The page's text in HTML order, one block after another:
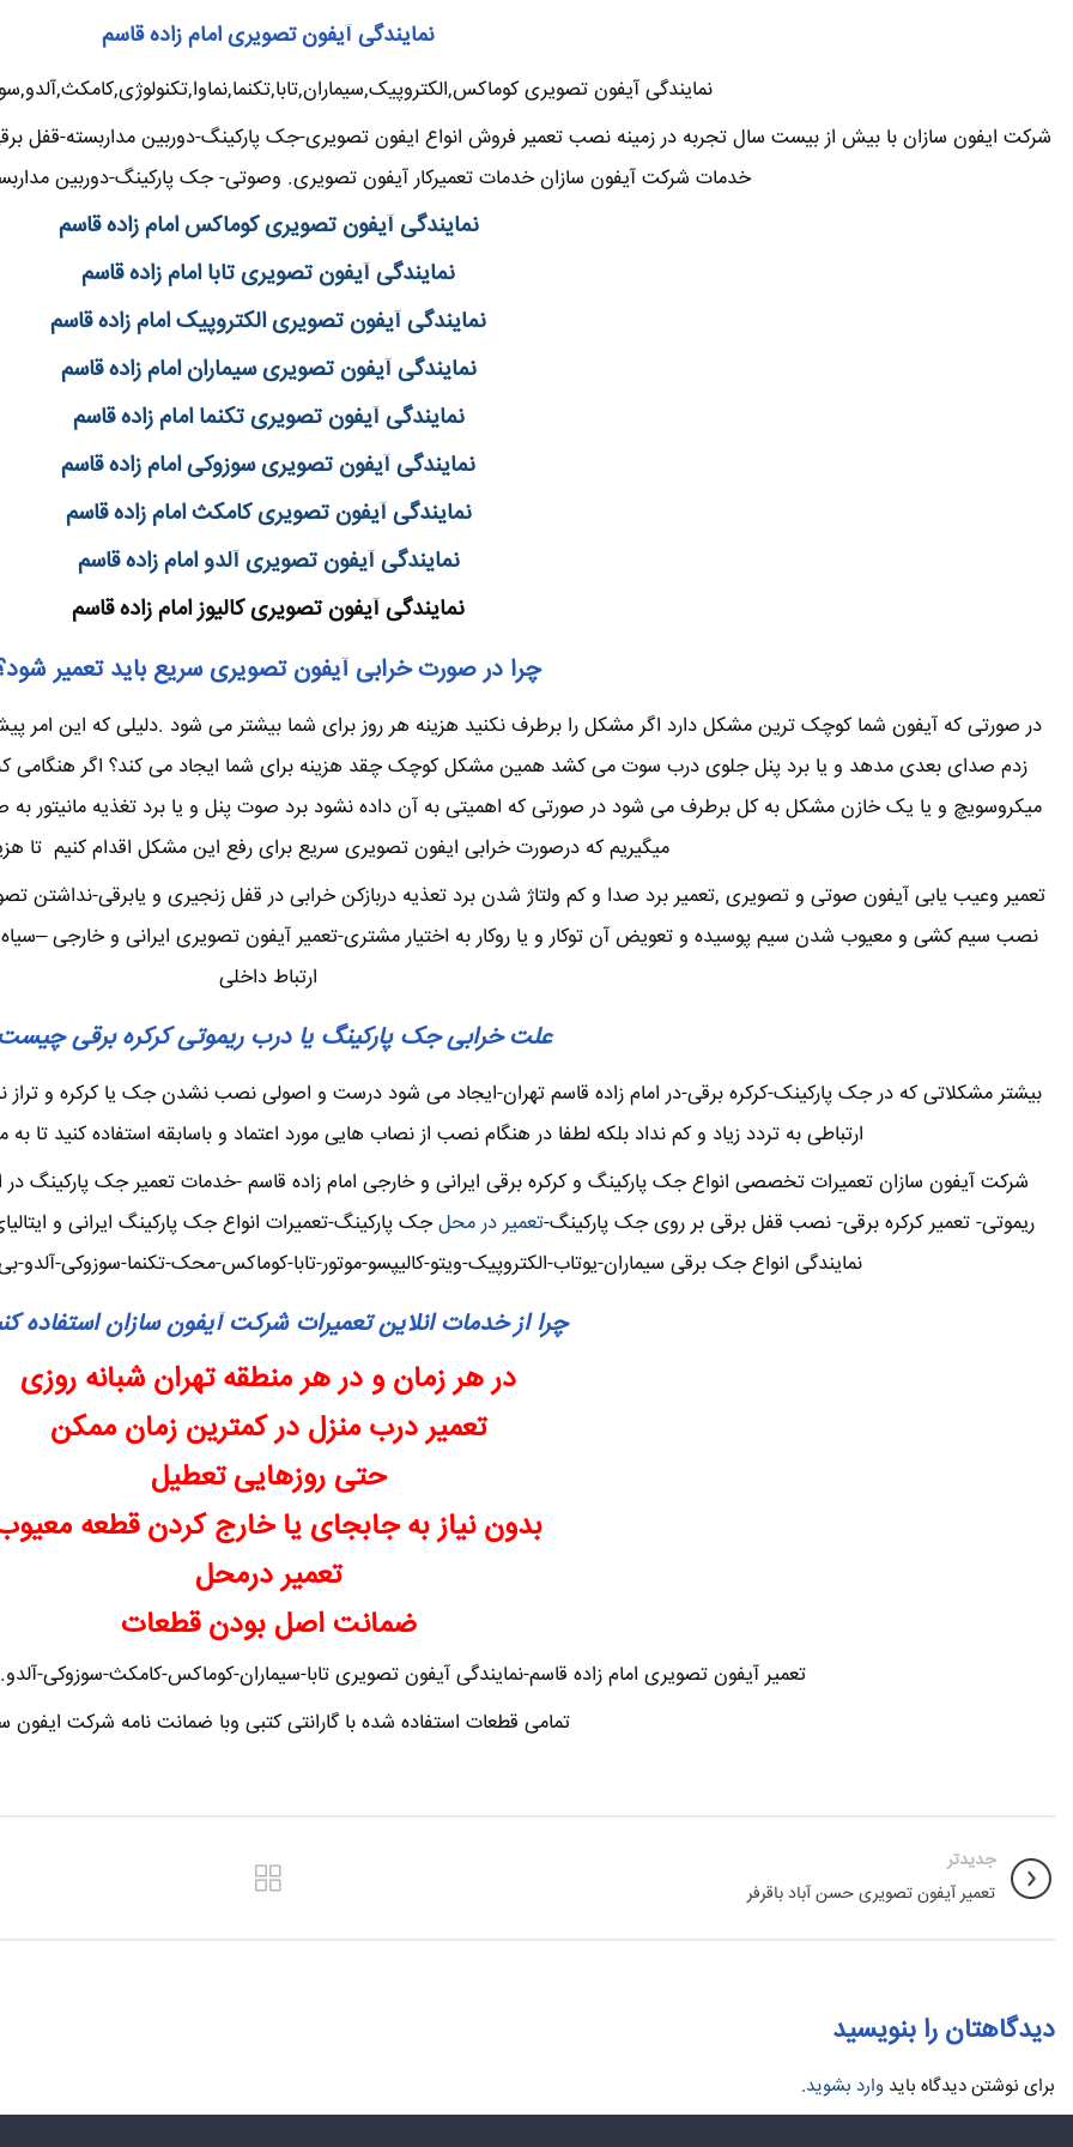
نمایندگی آیفون تصویری امام زاده قاسم
نمایندگی آیفون تصویری
شرکت ایفون سازان با بیش از بیست سال تجربه در زمینه نصب تعمیر فروش انواع ایفون تصویری-جک پارکینگ-دوربین مداربسته-قفل
خدمات شرکت آیفون سازان خدمات تعمیرکار آیفون تصویری. وصوتی- جک پارکینگ-دوربین
نمایندگی آیفون تصویری کوماکس امام زاده قاسم
نمایندگی آیفون تصویری تابا امام زاده قاسم
نمایندگی آیفون تصویری الکتروپیک امام زاده قاسم
نمایندگی آیفون تصویری سیماران امام زاده قاسم
نمایندگی آیفون تصویری تکنما امام زاده قاسم
نمایندگی آیفون تصویری سوزوکی امام زاده قاسم
نمایندگی آیفون تصویری کامکث امام زاده قاسم
نمایندگی آیفون تصویری آلدو امام زاده قاسم
نمایندگی آیفون تصویری کالیوز امام زاده قاسم
چرا در صورت خرابی آیفون تصویری سریع باید تعمیر
در صورتی که آیفون شما کوچک ترین مشکل دارد اگر مشکل را برطرف نکنید هزینه هر روز برای شما بیشتر می شود .دلیلی که این امر
زدم صدای بعدی مدهد و یا برد پنل جلوی درب سوت می کشد همین مشکل کوچک چقد هزینه برای شما ایجاد می کند؟ اگر هنگامی
میکروسویچ و یا یک خازن مشکل به کل برطرف می شود در صورتی که اهمیتی به آن داده نشود برد صوت پنل و یا برد تغذیه مانیتور
میگیریم که درصورت خرابی ایفون تصویری سریع برای رفع این مشکل اقدام کنیم تا
تعمیر وعیب یابی آیفون صوتی و تصویری ,تعمیر برد صدا و کم ولتاژ شدن برد تعذیه دربازکن خرابی در قفل زنجیری و یابرقی-نداشتن
نصب سیم کشی و معیوب شدن سیم پوسیده و تعویض آن توکار و یا روکار به اختیار مشتری-تعمیر آیفون تصویری ایرانی و خارجی
ارتباط داخلی
علت خرابی جک پارکینگ یا درب ریموتی کرکره برقی
بیشتر مشکلاتی که در جک پارکینک-کرکره برقی-در امام زاده قاسم تهران-ایجاد می شود درست و اصولی نصب نشدن جک یا کرکره و
ارتباطی به تردد زیاد و کم نداد بلکه لطفا در هنگام نصب از نصاب هایی مورد اعتماد و باسابقه استفاده کنید تا
شرکت آیفون سازان تعمیرات تخصصی انواع جک پارکینگ و کرکره برقی ایرانی و خارجی امام زاده قاسم -خدمات تعمیر جک پارکینگ در
ریموتی- تعمیر کرکره برقی- نصب قفل برقی بر روی جک پارکینگ-تعمیر در محلجک پارکینگ-تعمیرات انواع جک پارکینگ ایرانی و
نمایندگی انواع جک برقی سیماران-یوتاب-الکتروپیک-ویتو-کالیپسو-موتور-تابا-کوماکس-محک-تکنما-سوزوکی-
چرا از خدمات انلاین تعمیرات شرکت آیفون سازان استفاده
در هر زمان و در هر منطقه تهران شبانه روزی
تعمیر درب منزل در کمترین زمان ممکن
حتی روزهایی تعطیل
بدون نیاز به جابجای یا خارج کردن قطعه
تعمیر درمحل
ضمانت اصل بودن قطعات
تعمیر آیفون تصویری امام زاده قاسم-نمایندگی آیفون تصویری تابا-سیماران-کوماکس-کامکث-سوزوکی-آلدو.-
تمامی قطعات استفاده شده با گارانتی کتبی وبا ضمانت نامه شرکت ایفون
جدیدتر
تعمیر آیفون تصویری حسن آباد باقرفر
دیدگاهتان را بنویسید
برای نوشتن دیدگاه باید وارد بشوید.